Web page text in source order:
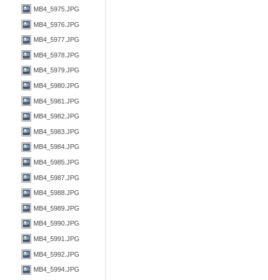
MB4_5975.JPG
MB4_5976.JPG
MB4_5977.JPG
MB4_5978.JPG
MB4_5979.JPG
MB4_5980.JPG
MB4_5981.JPG
MB4_5982.JPG
MB4_5983.JPG
MB4_5984.JPG
MB4_5985.JPG
MB4_5987.JPG
MB4_5988.JPG
MB4_5989.JPG
MB4_5990.JPG
MB4_5991.JPG
MB4_5992.JPG
MB4_5994.JPG